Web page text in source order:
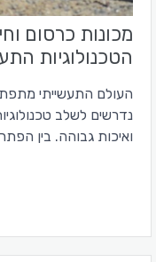
מכונות כרסום
הטכנולוגיות
העולם התעשייתי
נדרשים לשלב
ואיכות גבוהה. בין